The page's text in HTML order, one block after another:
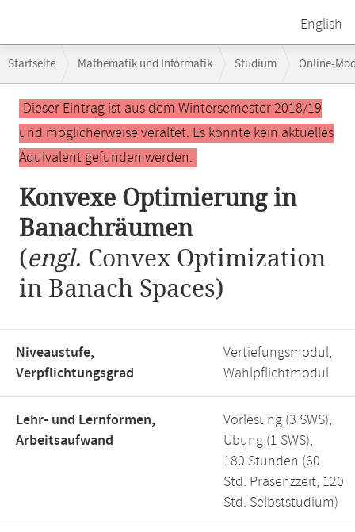
English
Navigation
Startseite Mathematik und Informatik Studium Online-
Hauptinhalt
Dieser Eintrag ist aus dem Wintersemester 2018/19
und möglicherweise veraltet. Es konnte kein aktuelles
Äquivalent gefunden werden.
Konvexe Optimierung in
Banachräumen
(engl. Convex Optimization
in Banach Spaces)
Niveaustufe,
Verpflichtungsgrad
Vertiefungsmodul,
Wahlpflichtmodul
Lehr- und Lernformen,
Arbeitsaufwand
Vorlesung (3 SWS),
Übung (1 SWS),
180 Stunden (60
Std. Präsenzzeit, 120
Std. Selbststudium)